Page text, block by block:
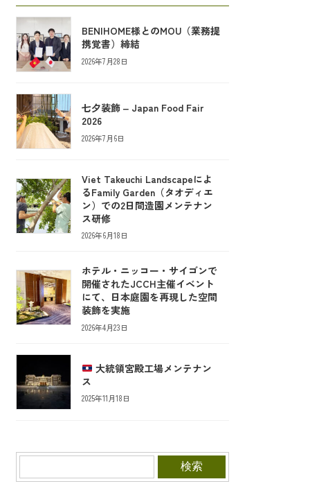
BENIHOME様とのMOU（業務提
携覚書）締結
2026年7月28日
七夕装飾 ‒ Japan Food Fair
2026
2026年7月6日
Viet Takeuchi Landscapeによ
るFamily Garden（タオディエ
ン）での2日間造園メンテナン
ス研修
2026年6月18日
ホテル・ニッコー・サイゴンで
開催されたJCCH主催イベント
にて、日本庭園を再現した空間
装飾を実施
2026年4月23日
大統領宮殿工場メンテナン
ス
2025年11月18日
検索